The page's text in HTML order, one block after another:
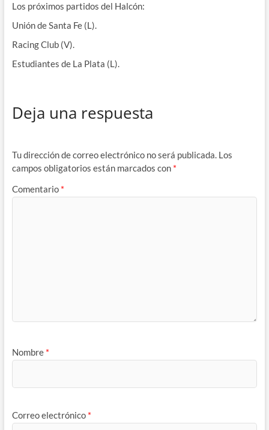
Los próximos partidos del Halcón:
Unión de Santa Fe (L).
Racing Club (V).
Estudiantes de La Plata (L).
Deja una respuesta
Tu dirección de correo electrónico no será publicada. Los
campos obligatorios están marcados con *
Comentario *
Nombre *
Correo electrónico *